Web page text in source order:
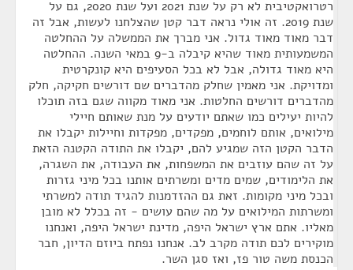
רטרואקטיבית לא רק על שנת 2021 ועל שנת 2020, גם על
שנת 2019. זה אולי נראה דבר קטן שהצלחנו לעשות, אבל זה
דבר מאוד מאוד גדול. אני מברך את הממשלה על ההחלטה
המשמעותית מאוד שהיא קיבלה ב-9 במאי השנה. ההחלטה
היא מאוד גדולה, אבל לא בכל הסעיפים היא קונקרטית
ומדויקת. אני מאמין שחלק מהדברים שם דורשים חקיקה, חלק
מהדברים דורשים החלטות. אני מאוד מקווה שגם בזה תוכלו
להיות יעילים כמו שאתם יודעים על מנת שאותם חיילי
מילואים, אותם לוחמים, מפקדים, מפקדות וחיילות יקבלו את
הדבר הקטן הזה שמגיע להם, יקבלו את התודה הקטנה הזאת
על זה שהם עוזבים את המשפחות, את העבודה, את השגרה,
את הלימודים, שמים מדים ומשרתים אותנו בכל מיני גזרות
ובכל מיני מקומות. זאת גם ההזדמנות להגיד תודה למשרתי
ומשרתות המילואים על מה שהם עושים - זה בכלל לא מובן
מאליו. אתם ארץ ישראל היפה, מדינת ישראל היפה, ואנחנו
מוקירים לכם תודה מקרב לב. אנחנו נפתח ביוזם הדיון, חבר
הכנסת משה טור פז, ואז סגן השר.